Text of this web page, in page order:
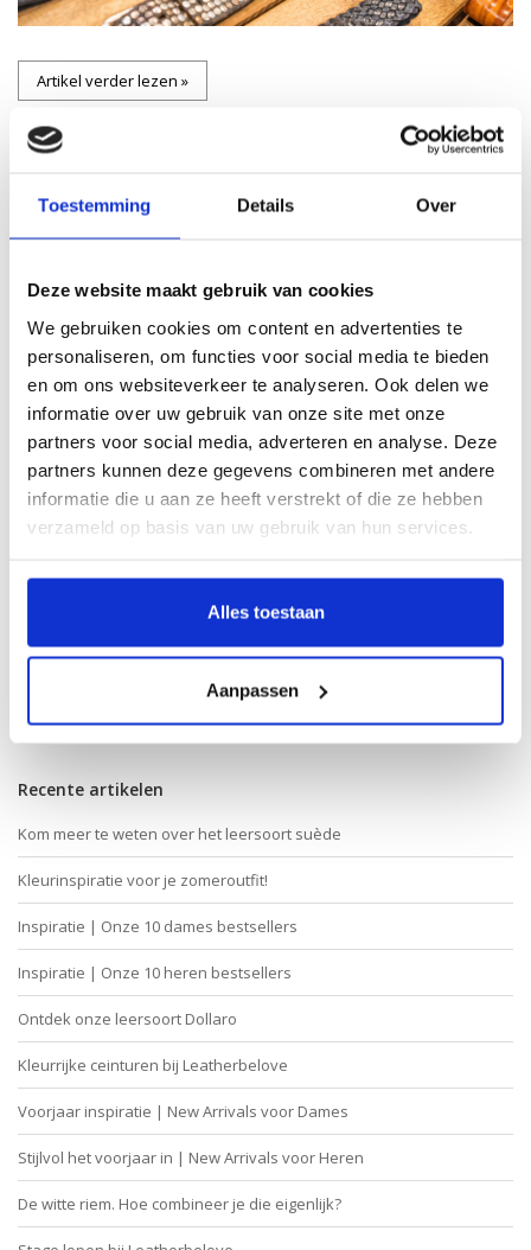
Toestemming Details Over
Deze website maakt gebruik van cookies
We gebruiken cookies om content en advertenties te
personaliseren, om functies voor social media te bieden
en om ons websiteverkeer te analyseren. Ook delen we
informatie over uw gebruik van onze site met onze
partners voor social media, adverteren en analyse. Deze
partners kunnen deze gegevens combineren met andere
informatie die u aan ze heeft verstrekt of die ze hebben
verzameld op basis van uw gebruik van hun services.
Alles toestaan
Aanpassen
Artikel verder lezen »
Ontdek onze leersoort
Dollaro
Geplaatst op 13 Oktober 2022 Door Sophie van Zanten
Artikel verder lezen »
← Oudere berichten
Recente artikelen
Kom meer te weten over het leersoort suède
Kleurinspiratie voor je zomeroutfit!
Inspiratie | Onze 10 dames bestsellers
Inspiratie | Onze 10 heren bestsellers
Ontdek onze leersoort Dollaro
Kleurrijke ceinturen bij Leatherbelove
Voorjaar inspiratie | New Arrivals voor Dames
Stijlvol het voorjaar in | New Arrivals voor Heren
De witte riem. Hoe combineer je die eigenlijk?